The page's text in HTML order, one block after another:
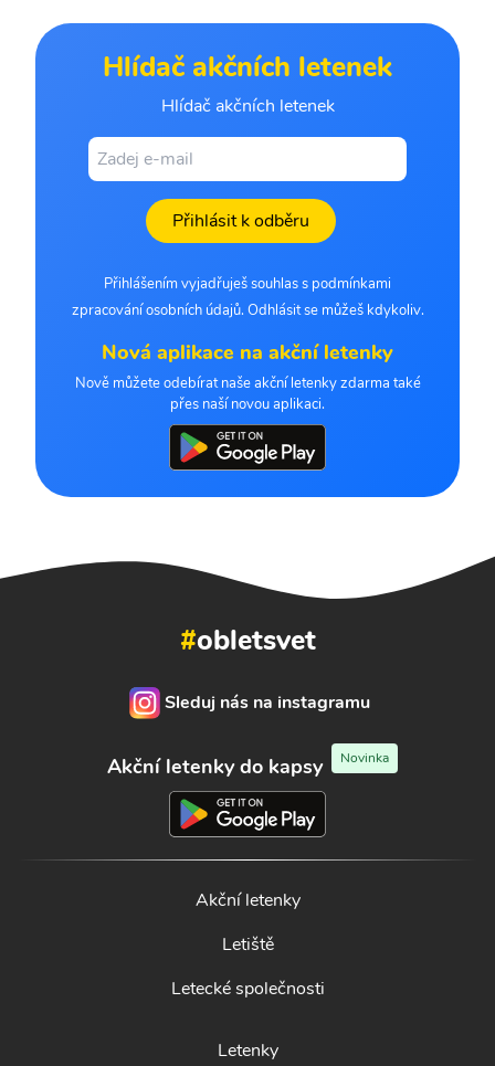
Hlídač akčních letenek
Hlídač akčních letenek
Přihlásit k odběru
Přihlášením vyjadřuješ souhlas s podmínkami
zpracování osobních údajů. Odhlásit se můžeš kdykoliv.
Nová aplikace na akční letenky
Nově můžete odebírat naše akční letenky zdarma také
přes naší novou aplikaci.
#obletsvet
Sleduj nás na instagramu
Akční letenky do kapsy Novinka
Akční letenky
Letiště
Letecké společnosti
Letenky